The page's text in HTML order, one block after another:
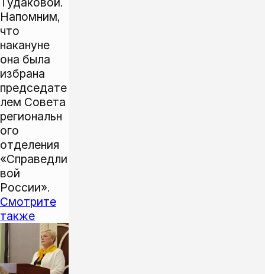
Напомним,
что
накануне
она была
избрана
председате
лем Совета
региональн
ого
отделения
«Справедли
вой
России».
Смотрите
также